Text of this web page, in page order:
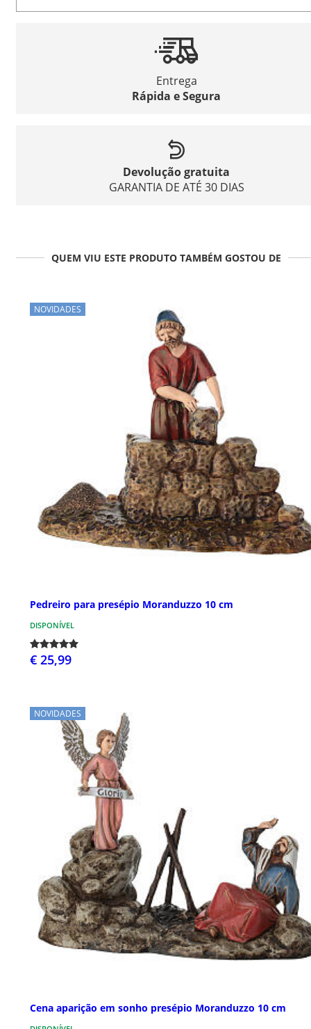
Entrega
Rápida e Segura
Devolução gratuita
GARANTIA DE ATÉ 30 DIAS
QUEM VIU ESTE PRODUTO TAMBÉM GOSTOU DE
NOVIDADES
Pedreiro para presépio Moranduzzo 10 cm
DISPONÍVEL
€ 25,99
NOVIDADES
Cena aparição em sonho presépio Moranduzzo 10 cm